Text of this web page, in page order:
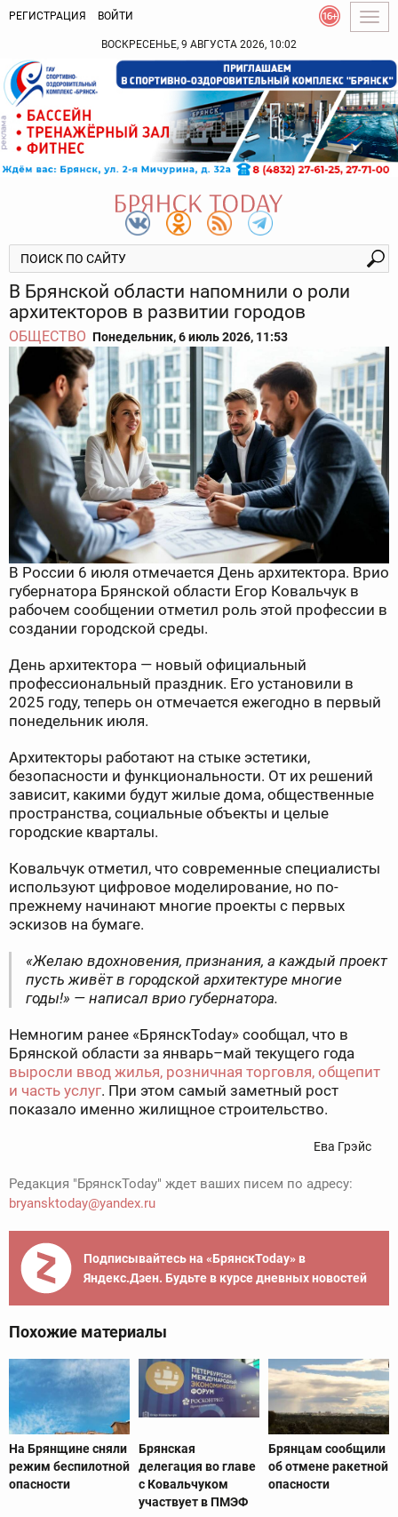
РЕГИСТРАЦИЯ ВОЙТИ
ВОСКРЕСЕНЬЕ, 9 АВГУСТА 2026, 10:02
В Брянской области напомнили о роли
архитекторов в развитии городов
ОБЩЕСТВО Понедельник, 6 июль 2026, 11:53
В России 6 июля отмечается День архитектора. Врио
губернатора Брянской области Егор Ковальчук в
рабочем сообщении отметил роль этой профессии в
создании городской среды.
День архитектора — новый официальный
профессиональный праздник. Его установили в
2025 году, теперь он отмечается ежегодно в первый
понедельник июля.
Архитекторы работают на стыке эстетики,
безопасности и функциональности. От их решений
зависит, какими будут жилые дома, общественные
пространства, социальные объекты и целые
городские кварталы.
Ковальчук отметил, что современные специалисты
используют цифровое моделирование, но по-
прежнему начинают многие проекты с первых
эскизов на бумаге.
«Желаю вдохновения, признания, а каждый проект
пусть живёт в городской архитектуре многие
годы!» — написал врио губернатора.
Немногим ранее «БрянскToday» сообщал, что в
Брянской области за январь–май текущего года
выросли ввод жилья, розничная торговля, общепит
и часть услуг. При этом самый заметный рост
показало именно жилищное строительство.
Ева Грэйс
Редакция "БрянскToday" ждет ваших писем по адресу:
bryansktoday@yandex.ru
Подписывайтесь на «БрянскToday» в
Яндекс.Дзен. Будьте в курсе дневных новостей
Похожие материалы
На Брянщине сняли
режим беспилотной
опасности
Брянская
делегация во главе
с Ковальчуком
участвует в ПМЭФ
Брянцам сообщили
об отмене ракетной
опасности